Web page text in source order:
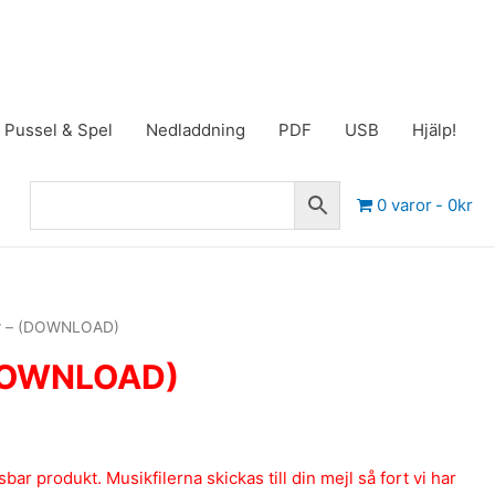
Pussel & Spel Nedladdning PDF USB Hjälp!
0 varor 0kr
– (DOWNLOAD)
produkt. Musikfilerna skickas till din mejl så fort vi har